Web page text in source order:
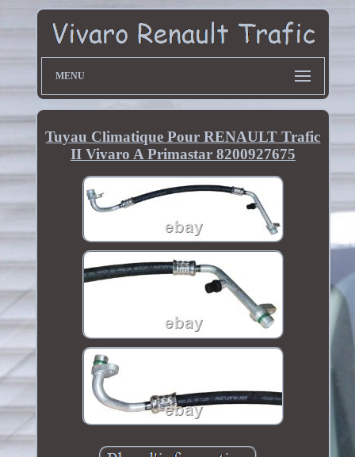
MENU
Tuyau Climatique Pour RENAULT Trafic
II Vivaro A Primastar 8200927675